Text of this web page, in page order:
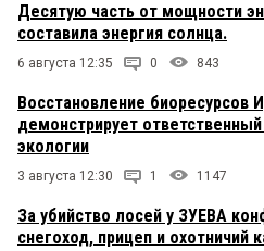
Десятую часть от мощности
составила энергия солнца.
6 августа 12:35 0 843
Восстановление
демонстрирует
экологии
3 августа 12:30 1 1147
За убийство лосей у ЗУЕВА
снегоход, прицеп и охотничий